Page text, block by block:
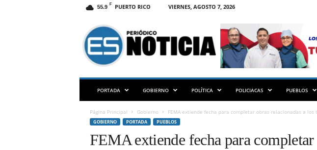
55.9 F PUERTO RICO VIERNES, AGOSTO 7, 2026
S
N
O
PORTADA GOBIERNO POLÍTICA POLICIACAS PUEBLOS
Página Principal Gobierno FEMA extiende fecha para completar obras relacionadas a los
GOBIERNO PORTADA PUEBLOS
FEMA extiende fecha para completar